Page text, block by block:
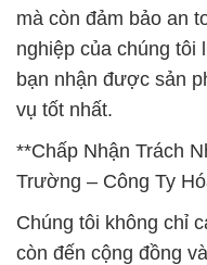
mà còn đảm bảo an
nghiệp của chúng tôi
bạn nhận được sản
vụ tốt nhất.
**Chấp Nhận Trách
Trường – Công Ty
Chúng tôi không chỉ
còn đến cộng đồng